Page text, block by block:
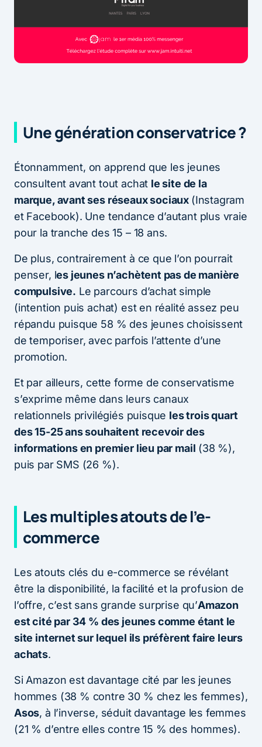
Une génération conservatrice ?
Étonnamment, on apprend que les jeunes
consultent avant tout achat le site de la
marque, avant ses réseaux sociaux (Instagram
et Facebook). Une tendance d’autant plus vraie
pour la tranche des 15 – 18 ans.
De plus, contrairement à ce que l’on pourrait
penser, les jeunes n’achètent pas de manière
compulsive. Le parcours d’achat simple
(intention puis achat) est en réalité assez peu
répandu puisque 58 % des jeunes choisissent
de temporiser, avec parfois l’attente d’une
promotion.
Et par ailleurs, cette forme de conservatisme
s’exprime même dans leurs canaux
relationnels privilégiés puisque les trois quart
des 15-25 ans souhaitent recevoir des
informations en premier lieu par mail (38 %),
puis par SMS (26 %).
Les multiples atouts de l’e-
commerce
Les atouts clés du e-commerce se révélant
être la disponibilité, la facilité et la profusion de
l’offre, c’est sans grande surprise qu’Amazon
est cité par 34 % des jeunes comme étant le
site internet sur lequel ils préfèrent faire leurs
achats.
Si Amazon est davantage cité par les jeunes
hommes (38 % contre 30 % chez les femmes),
Asos, à l’inverse, séduit davantage les femmes
(21 % d’entre elles contre 15 % des hommes).